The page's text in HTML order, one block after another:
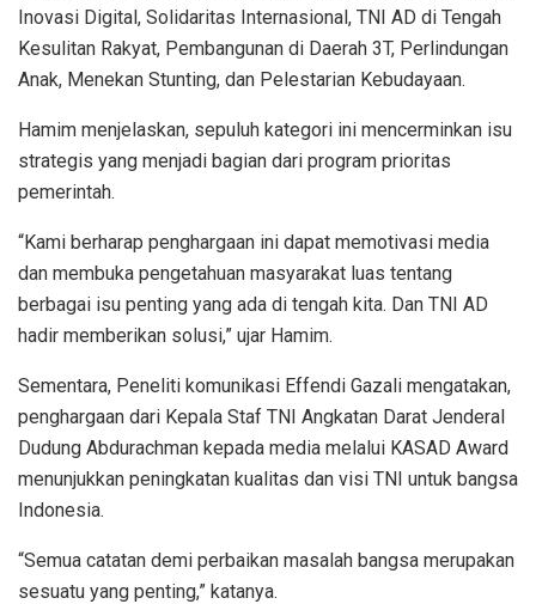
Inovasi Digital, Solidaritas Internasional, TNI AD di Tengah
Kesulitan Rakyat, Pembangunan di Daerah 3T, Perlindungan
Anak, Menekan Stunting, dan Pelestarian Kebudayaan.
Hamim menjelaskan, sepuluh kategori ini mencerminkan isu
strategis yang menjadi bagian dari program prioritas
pemerintah.
“Kami berharap penghargaan ini dapat memotivasi media
dan membuka pengetahuan masyarakat luas tentang
berbagai isu penting yang ada di tengah kita. Dan TNI AD
hadir memberikan solusi,” ujar Hamim.
Sementara, Peneliti komunikasi Effendi Gazali mengatakan,
penghargaan dari Kepala Staf TNI Angkatan Darat Jenderal
Dudung Abdurachman kepada media melalui KASAD Award
menunjukkan peningkatan kualitas dan visi TNI untuk bangsa
Indonesia.
“Semua catatan demi perbaikan masalah bangsa merupakan
sesuatu yang penting,” katanya.